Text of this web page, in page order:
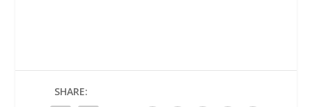
SHARE: